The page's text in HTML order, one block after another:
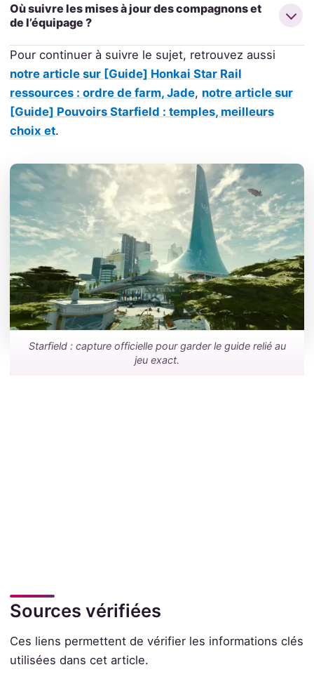
Où suivre les mises à jour des compagnons et
de l’équipage ?
Pour continuer à suivre le sujet, retrouvez aussi
notre article sur [Guide] Honkai Star Rail
ressources : ordre de farm, Jade, notre article sur
[Guide] Pouvoirs Starfield : temples, meilleurs
choix et.
Starfield : capture officielle pour garder le guide relié au
jeu exact.
Sources vérifiées
Ces liens permettent de vérifier les informations clés
utilisées dans cet article.